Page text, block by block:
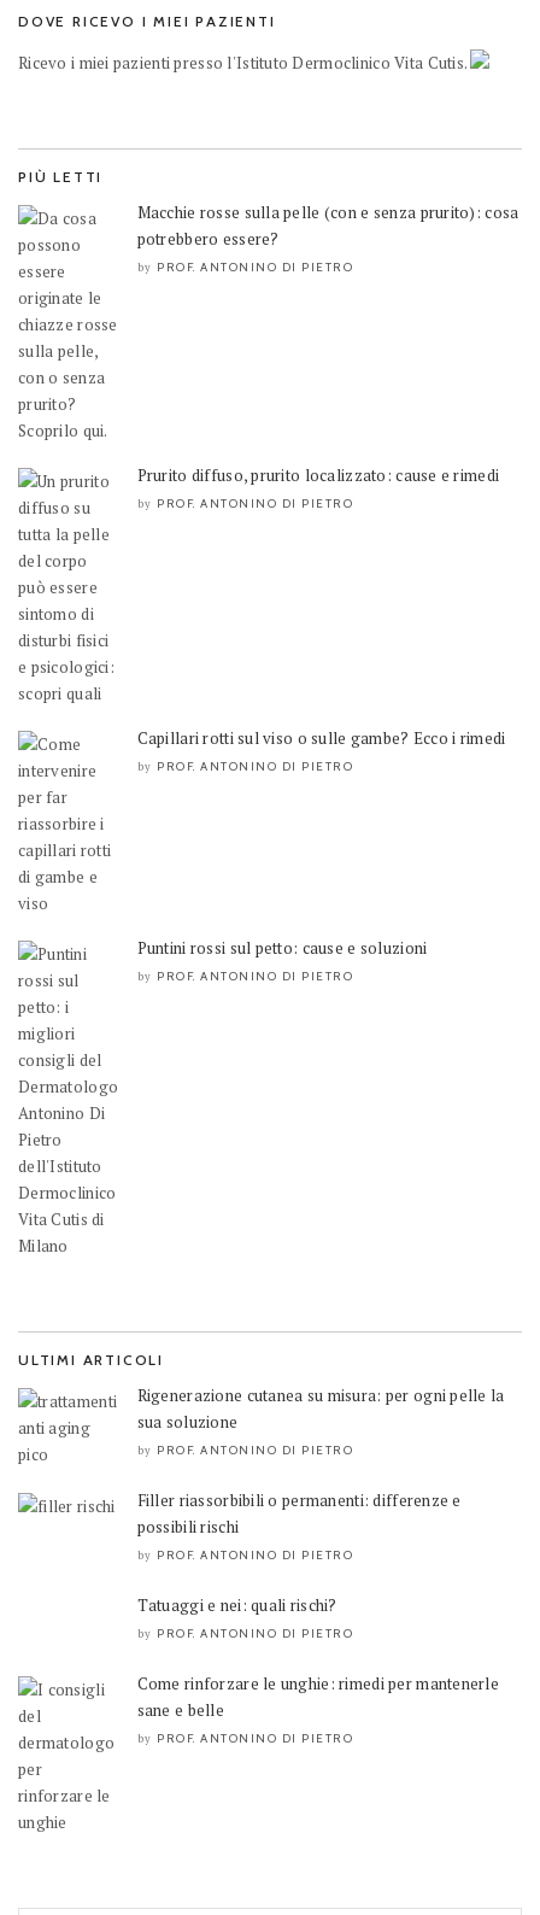
DOVE RICEVO I MIEI PAZIENTI
Ricevo i miei pazienti presso l'Istituto Dermoclinico Vita Cutis.
PIÙ LETTI
Macchie rosse sulla pelle (con e senza prurito): cosa
potrebbero essere?
by PROF. ANTONINO DI PIETRO
Prurito diffuso, prurito localizzato: cause e rimedi
by PROF. ANTONINO DI PIETRO
Capillari rotti sul viso o sulle gambe? Ecco i rimedi
by PROF. ANTONINO DI PIETRO
Puntini rossi sul petto: cause e soluzioni
by PROF. ANTONINO DI PIETRO
ULTIMI ARTICOLI
Rigenerazione cutanea su misura: per ogni pelle la
sua soluzione
by PROF. ANTONINO DI PIETRO
Filler riassorbibili o permanenti: differenze e
possibili rischi
by PROF. ANTONINO DI PIETRO
Tatuaggi e nei: quali rischi?
by PROF. ANTONINO DI PIETRO
Come rinforzare le unghie: rimedi per mantenerle
sane e belle
by PROF. ANTONINO DI PIETRO